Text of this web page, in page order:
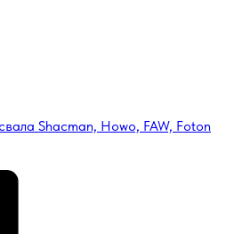
Shacman, Howo, FAW, Foton